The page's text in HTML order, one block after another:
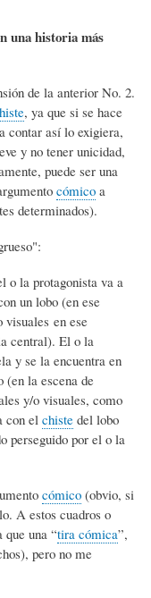
una historia más
de la anterior No. 2.
, ya que si se hace
contar así lo exigiera,
y no tener unicidad,
puede ser una
cómico a
determinados).
o la protagonista va a
un lobo (en ese
visuales en ese
central). El o la
y se la encuentra en
(en la escena de
y/o visuales, como
con el chiste del lobo
perseguido por el o la
cómico (obvio, si
A estos cuadros o
que una “tira cómica”,
pero no me